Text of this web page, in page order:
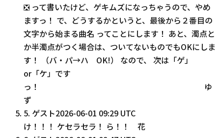
❎️ って書いたけど、ゲキムズになっちゃうので、やめ
ますっ！ で、どうするかというと、最後から２番目の
文字から始まる曲名 ってことにします！ あと、濁点と
か半濁点がつく場合は、ついてないものでもOKにしま
す！ （バ・パ→ハ OK!） なので、 次は「ゲ」
or「ケ」です
っ！ ゆ
ず
5. ゲスト2026-06-01 09:29 UTC
け！！！ ケセラセラ！ ら！！ 花